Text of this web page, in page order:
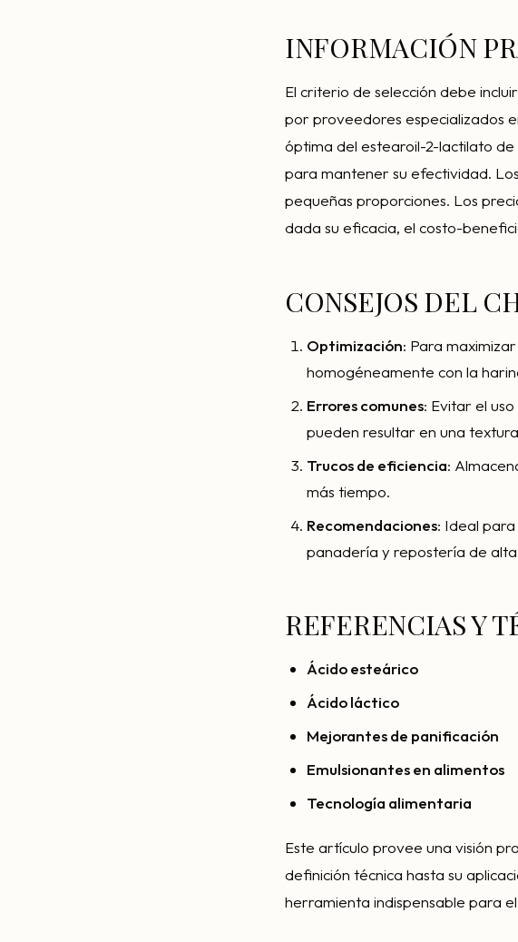
INFORMACIÓN
El criterio de selección debe
por proveedores especializados
óptima del estearoil-2-lactilato de
para mantener su efectividad.
pequeñas proporciones. Los
dada su eficacia, el costo-
CONSEJOS DEL
Optimización: Para
homogéneamente con la
Errores comunes: Evitar el
pueden resultar en una
Trucos de eficiencia:
más tiempo.
Recomendaciones: Ideal
panadería y repostería de
REFERENCIAS Y
Ácido esteárico
Ácido láctico
Mejorantes de panificación
Emulsionantes en alimentos
Tecnología alimentaria
Este artículo provee una visión
definición técnica hasta su
herramienta indispensable para